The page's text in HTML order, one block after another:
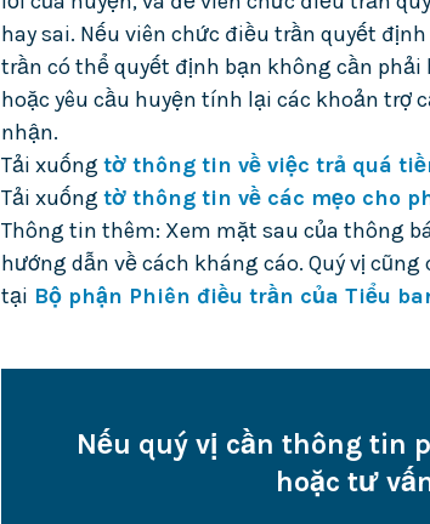
hay sai. Nếu viên chức điều trần quyết
trần có thể quyết định bạn không cần phải
hoặc yêu cầu huyện tính lại các khoản trợ
nhận.
Tải xuống tờ thông tin về việc trả quá
Tải xuống tờ thông tin về các mẹo cho
Thông tin thêm: Xem mặt sau của thông
hướng dẫn về cách kháng cáo. Quý vị
tại Bộ phận Phiên điều trần của Tiểu
Nếu quý vị cần thông tin
hoặc tư